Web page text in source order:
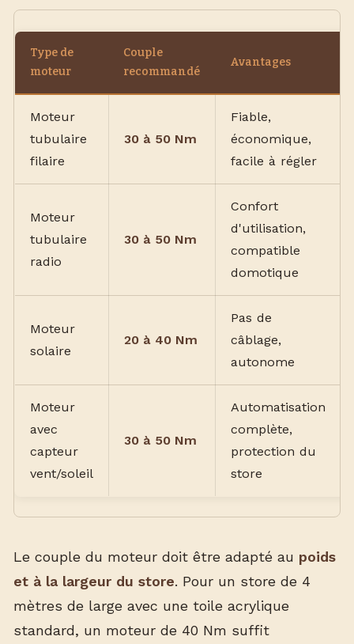
Type de
moteur
Couple
recommandé
Avantages
Moteur
tubulaire
filaire
30 à 50 Nm
Fiable,
économique,
facile à régler
Moteur
tubulaire
radio
30 à 50 Nm
Confort
d'utilisation,
compatible
domotique
Moteur
solaire
20 à 40 Nm
Pas de
câblage,
autonome
Moteur
avec
capteur
vent/soleil
30 à 50 Nm
Automatisation
complète,
protection du
store
Le couple du moteur doit être adapté au poids
et à la largeur du store. Pour un store de 4
mètres de large avec une toile acrylique
standard, un moteur de 40 Nm suffit